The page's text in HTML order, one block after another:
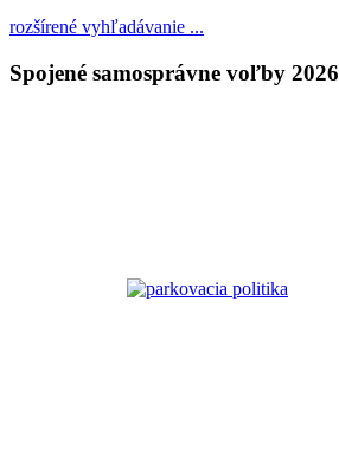
rozšírené vyhľadávanie ...
Spojené samosprávne voľby 2026